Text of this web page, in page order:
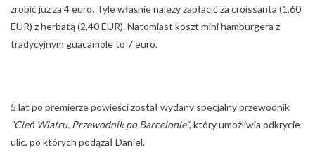
zrobić już za 4 euro. Tyle właśnie należy zapłacić za croissanta (1,60
EUR) z herbatą (2,40 EUR). Natomiast koszt mini hamburgera z
tradycyjnym guacamole to 7 euro.
5 lat po premierze powieści został wydany specjalny przewodnik
“Cień Wiatru. Przewodnik po Barcelonie”, który umożliwia odkrycie
ulic, po których podążał Daniel.